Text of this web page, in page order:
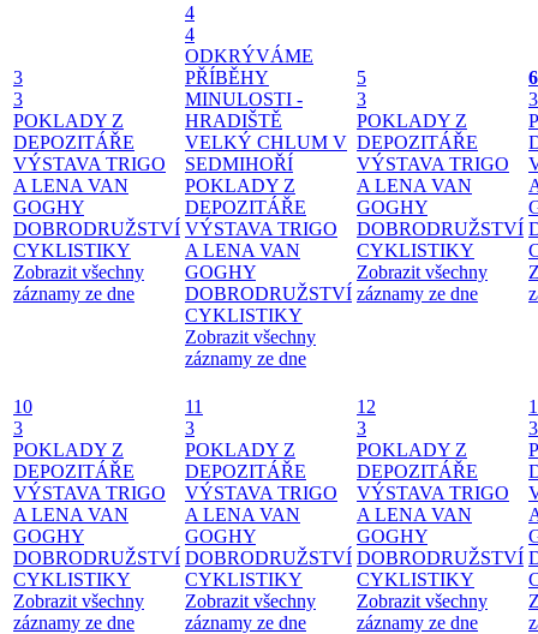
3
3
POKLADY Z
DEPOZITÁŘE
VÝSTAVA TRIGO
A LENA VAN
GOGHY
DOBRODRUŽSTVÍ
CYKLISTIKY
Zobrazit všechny
záznamy ze dne
4
4
ODKRÝVÁME
PŘÍBĚHY
MINULOSTI -
HRADIŠTĚ
VELKÝ CHLUM V
SEDMIHOŘÍ
POKLADY Z
DEPOZITÁŘE
VÝSTAVA TRIGO
A LENA VAN
GOGHY
DOBRODRUŽSTVÍ
CYKLISTIKY
Zobrazit všechny
záznamy ze dne
5
3
POKLADY Z
DEPOZITÁŘE
VÝSTAVA TRIGO
A LENA VAN
GOGHY
DOBRODRUŽSTVÍ
CYKLISTIKY
Zobrazit všechny
záznamy ze dne
6
3
10
3
POKLADY Z
DEPOZITÁŘE
VÝSTAVA TRIGO
A LENA VAN
GOGHY
DOBRODRUŽSTVÍ
CYKLISTIKY
Zobrazit všechny
záznamy ze dne
11
3
POKLADY Z
DEPOZITÁŘE
VÝSTAVA TRIGO
A LENA VAN
GOGHY
DOBRODRUŽSTVÍ
CYKLISTIKY
Zobrazit všechny
záznamy ze dne
12
3
POKLADY Z
DEPOZITÁŘE
VÝSTAVA TRIGO
A LENA VAN
GOGHY
DOBRODRUŽSTVÍ
CYKLISTIKY
Zobrazit všechny
záznamy ze dne
3